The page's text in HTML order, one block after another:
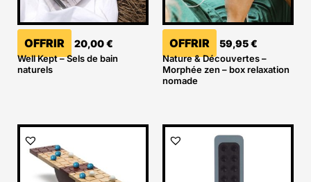
OFFRIR 20,00€
Well Kept – Sels de bain
naturels
OFFRIR 59,95€
Nature & Découvertes –
Morphée zen – box relaxation
nomade